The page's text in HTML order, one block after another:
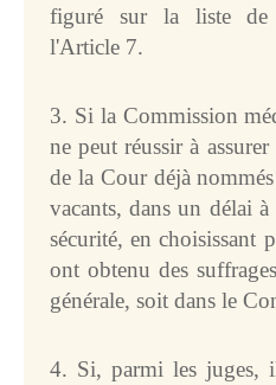
figuré sur la liste de
l'Article 7.
3. Si la Commission
ne peut réussir à
de la Cour déjà
vacants, dans un délai
sécurité, en choisissant
ont obtenu des
générale, soit dans le
4. Si, parmi les juges,